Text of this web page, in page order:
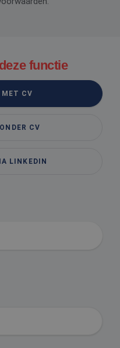
functie
CV
CV
LINKEDIN